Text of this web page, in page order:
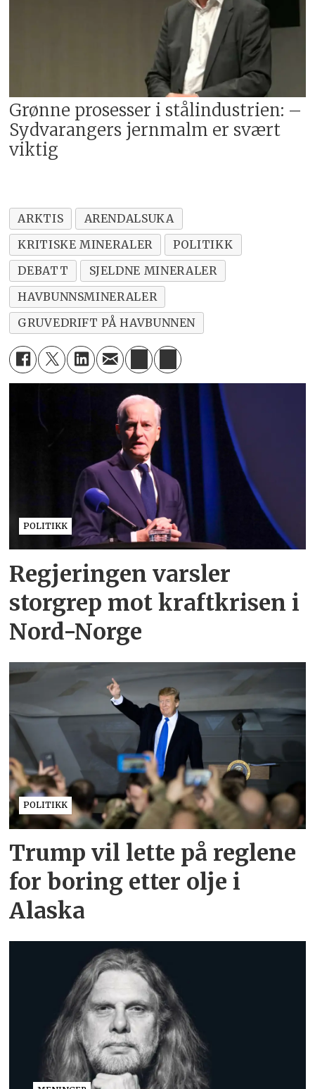
Grønne prosesser i stålindustrien: –
Sydvarangers jernmalm er svært
viktig
ARKTIS
ARENDALSUKA
KRITISKE MINERALER
POLITIKK
DEBATT
SJELDNE MINERALER
HAVBUNNSMINERALER
GRUVEDRIFT PÅ HAVBUNNEN
POLITIKK
Regjeringen varsler
storgrep mot kraftkrisen i
Nord-Norge
POLITIKK
Trump vil lette på reglene
for boring etter olje i
Alaska